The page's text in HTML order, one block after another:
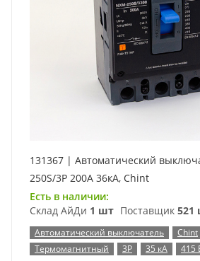
131367 | Автоматический
250S/3P 200А 36кА, Chint
Есть в наличии:
Склад АйДи 1 шт Поставщик 521
Автоматический выключатель Chint
Термомагнитный
3P 35 кА 415